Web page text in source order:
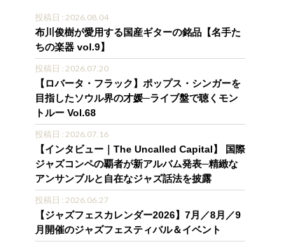
投稿日 : 2026.08.04
布川俊樹が愛用する国産ギターの銘品【名手た
ちの楽器 vol.9】
投稿日 : 2026.07.20
【ロバータ・フラック】ポップス・シンガーを
目指したソウル界の才媛─ライブ盤で聴くモン
トルー Vol.68
投稿日 : 2026.07.16
【インタビュー｜The Uncalled Capital】 国際
ジャズコンペの覇者が新アルバム発表─精緻な
アンサンブルと自在なジャズ話法を披露
投稿日 : 2026.06.27
【ジャズフェスカレンダー2026】7月／8月／9
月開催のジャズフェスティバル＆イベント